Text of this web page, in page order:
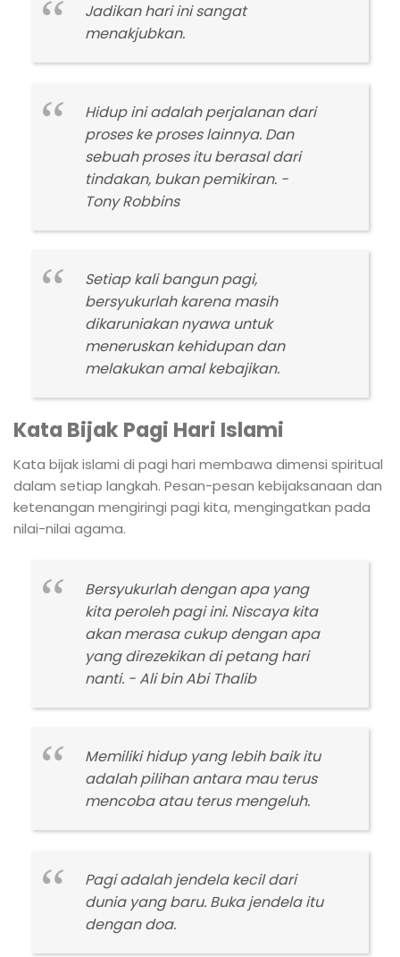
Jadikan hari ini sangat
menakjubkan.
Hidup ini adalah perjalanan dari
proses ke proses lainnya. Dan
sebuah proses itu berasal dari
tindakan, bukan pemikiran. -
Tony Robbins
Setiap kali bangun pagi,
bersyukurlah karena masih
dikaruniakan nyawa untuk
meneruskan kehidupan dan
melakukan amal kebajikan.
Kata Bijak Pagi Hari Islami
Kata bijak islami di pagi hari membawa dimensi spiritual
dalam setiap langkah. Pesan-pesan kebijaksanaan dan
ketenangan mengiringi pagi kita, mengingatkan pada
nilai-nilai agama.
Bersyukurlah dengan apa yang
kita peroleh pagi ini. Niscaya kita
akan merasa cukup dengan apa
yang direzekikan di petang hari
nanti. - Ali bin Abi Thalib
Memiliki hidup yang lebih baik itu
adalah pilihan antara mau terus
mencoba atau terus mengeluh.
Pagi adalah jendela kecil dari
dunia yang baru. Buka jendela itu
dengan doa.